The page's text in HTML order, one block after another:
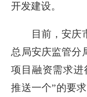
开发建设。
目前，安庆市
总局安庆监管分
项目融资需求进
推送一个”的要